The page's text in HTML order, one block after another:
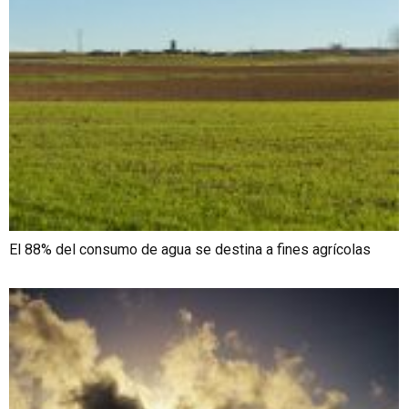
El 88% del consumo de agua se destina a fines agrícolas